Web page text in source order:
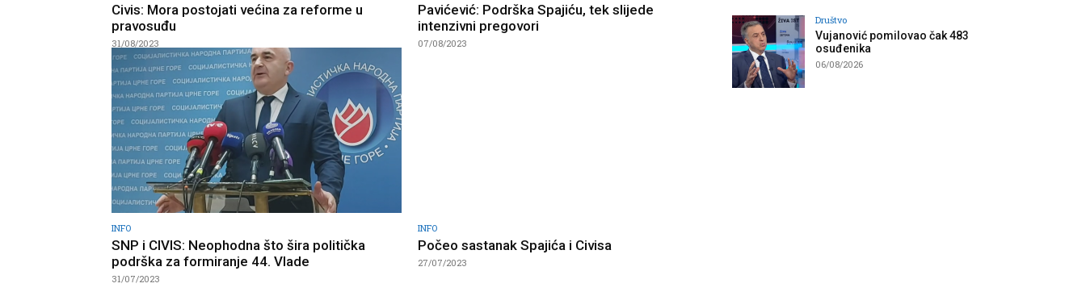
Civis: Mora postojati većina za reforme u
pravosuđu
31/08/2023
Pavićević: Podrška Spajiću, tek slijede
intenzivni pregovori
07/08/2023
INFO
SNP i CIVIS: Neophodna što šira politička
podrška za formiranje 44. Vlade
31/07/2023
INFO
Počeo sastanak Spajića i Civisa
27/07/2023
Društvo
Vujanović pomilovao čak 483
osuđenika
06/08/2026